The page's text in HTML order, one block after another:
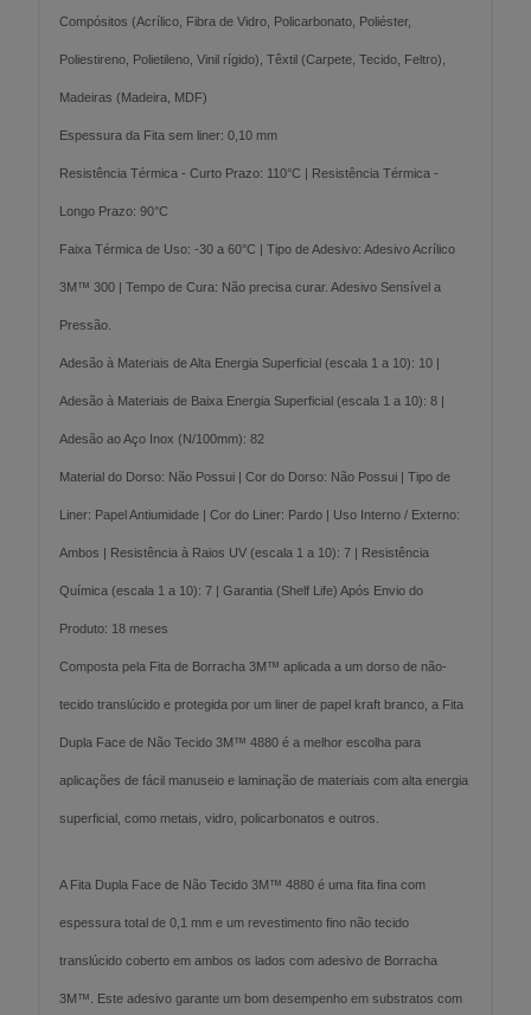
Compósitos (Acrílico, Fibra de Vidro, Policarbonato, Poliéster,
Poliestireno, Polietileno, Vinil rígido), Têxtil (Carpete, Tecido, Feltro),
Madeiras (Madeira, MDF)
Espessura da Fita sem liner: 0,10 mm
Resistência Térmica - Curto Prazo: 110°C | Resistência Térmica -
Longo Prazo: 90°C
Faixa Térmica de Uso: -30 a 60°C | Tipo de Adesivo: Adesivo Acrílico
3M™ 300 | Tempo de Cura: Não precisa curar. Adesivo Sensível a
Pressão.
Adesão à Materiais de Alta Energia Superficial (escala 1 a 10): 10 |
Adesão à Materiais de Baixa Energia Superficial (escala 1 a 10): 8 |
Adesão ao Aço Inox (N/100mm): 82
Material do Dorso: Não Possui | Cor do Dorso: Não Possui | Tipo de
Liner: Papel Antiumidade | Cor do Liner: Pardo | Uso Interno / Externo:
Ambos | Resistência à Raios UV (escala 1 a 10): 7 | Resistência
Química (escala 1 a 10): 7 | Garantia (Shelf Life) Após Envio do
Produto: 18 meses
Composta pela Fita de Borracha 3M™ aplicada a um dorso de não-
tecido translúcido e protegida por um liner de papel kraft branco, a Fita
Dupla Face de Não Tecido 3M™ 4880 é a melhor escolha para
aplicações de fácil manuseio e laminação de materiais com alta energia
superficial, como metais, vidro, policarbonatos e outros.
A Fita Dupla Face de Não Tecido 3M™ 4880 é uma fita fina com
espessura total de 0,1 mm e um revestimento fino não tecido
translúcido coberto em ambos os lados com adesivo de Borracha
3M™. Este adesivo garante um bom desempenho em substratos com